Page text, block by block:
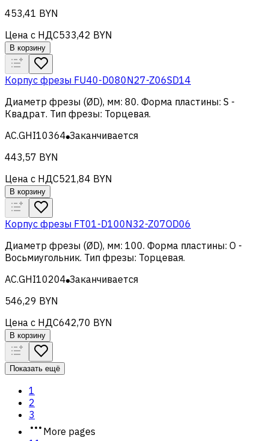
453,41 BYN
Цена с НДС533,42 BYN
В корзину
Корпус фрезы FU40-D080N27-Z06SD14
Диаметр фрезы (ØD), мм: 80. Форма пластины: S -
Квадрат. Тип фрезы: Торцевая.
AC.GHI10364 Заканчивается
443,57 BYN
Цена с НДС521,84 BYN
В корзину
Корпус фрезы FT01-D100N32-Z07OD06
Диаметр фрезы (ØD), мм: 100. Форма пластины: O -
Восьмиугольник. Тип фрезы: Торцевая.
AC.GHI10204 Заканчивается
546,29 BYN
Цена с НДС642,70 BYN
В корзину
Показать ещё
1
2
3
More pages